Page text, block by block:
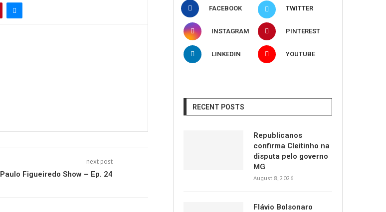
next post
Paulo Figueiredo Show – Ep. 24
FACEBOOK TWITTER
INSTAGRAM PINTEREST
LINKEDIN YOUTUBE
RECENT POSTS
Republicanos
confirma Cleitinho na
disputa pelo governo
MG
August 8, 2026
Flávio Bolsonaro